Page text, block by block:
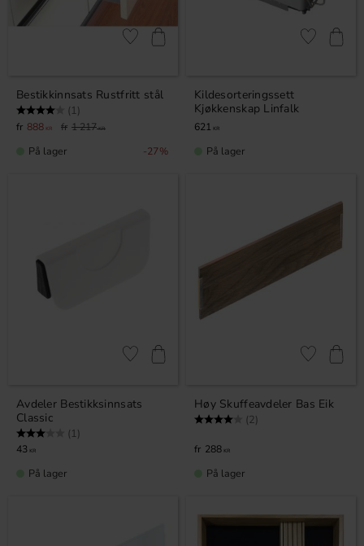
Bestikkinnsats Rustfritt stål
Karakter: (1)
888 KR 1 217KR
27%
Lagre som favoritt
På lager
Kildesorteringssett
Kjøkkenskap Linfalk
621 KR
Lagre som
På lager
Avdeler Bestikksinnsats
Classic
Karakter: (1)
43 KR
Lagre som favoritt
På lager
Høy Skuffeavdeler Bas Eik
Karakter: (2)
288 KR
Lagre som
På lager